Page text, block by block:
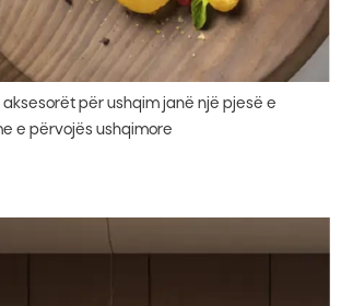
për ushqim janë një pjesë e
e përvojës ushqimore